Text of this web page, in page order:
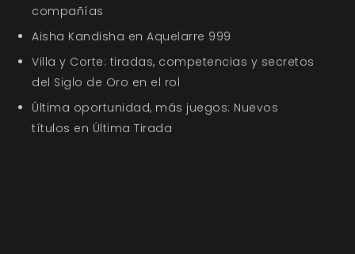
compañías
Aisha Kandisha en Aquelarre 999
Villa y Corte: tiradas, competencias y secretos
del Siglo de Oro en el rol
Última oportunidad, más juegos: Nuevos
títulos en Última Tirada